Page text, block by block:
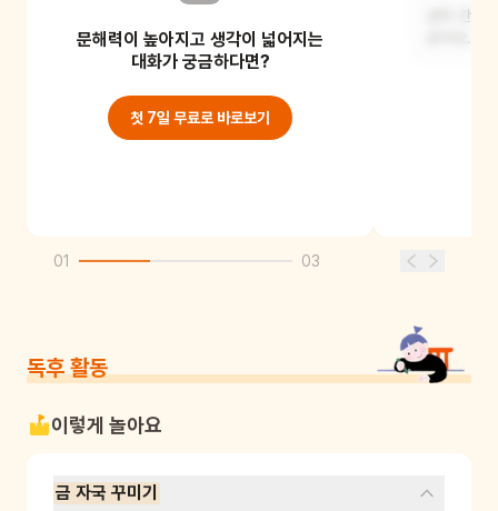
유리컵이나 거울, 또는 바닥 타일에 금이
갔을 것 같아요.
문해력이 높아지고 생각이 넓어지는
대화가 궁금하다면?
첫 7일 무료로 바로보기
금이 간
01 03
독후 활동
이렇게 놀아요
금 자국 꾸미기